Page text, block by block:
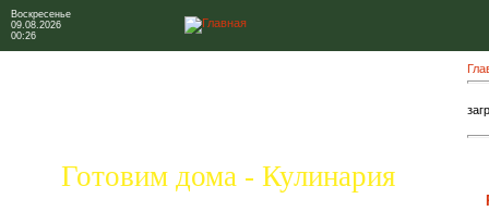
Воскресенье
09.08.2026
00:26
Готовим дома - Кулинария